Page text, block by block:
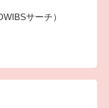
サーチ）